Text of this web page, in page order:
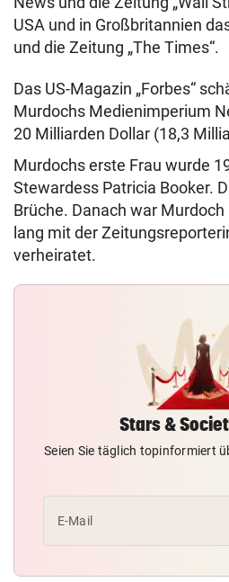
USA und in Großbritannien
und die Zeitung „The Times“.
Das US-Magazin „Forbes“
Murdochs Medienimperium
20 Milliarden Dollar (18,3
Murdochs erste Frau wurde
Stewardess Patricia Booker.
Brüche. Danach war
lang mit der
verheiratet.
Stars &
Seien Sie täglich topinformiert
E-Mail